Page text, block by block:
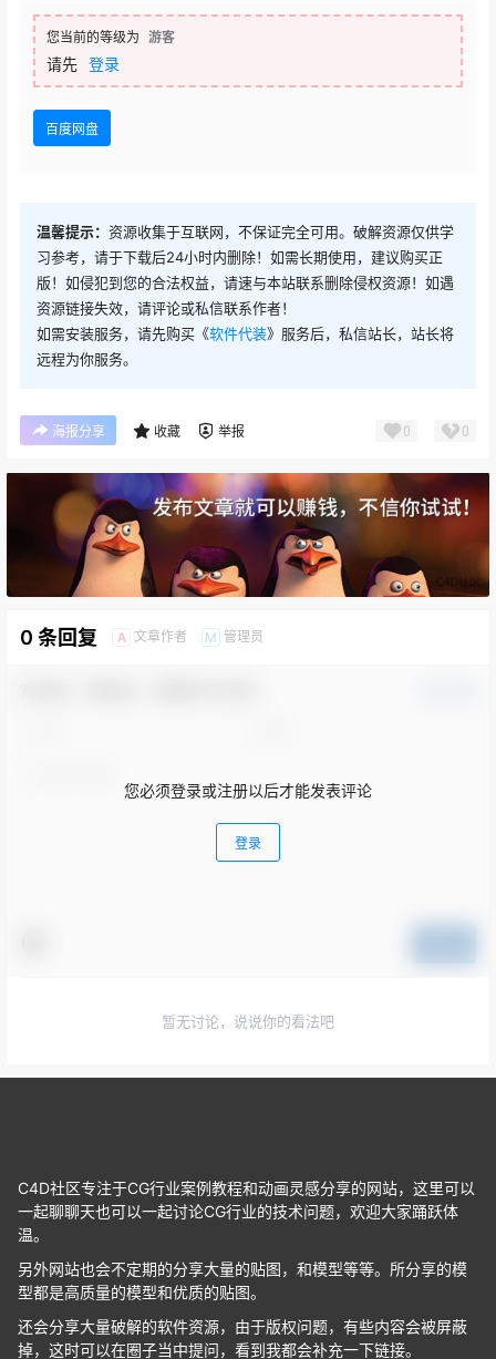
您当前的等级为 游客
请先 登录
百度网盘
温馨提示： 资源收集于互联网，不保证完全可用。破解资源仅供学
习参考，请于下载后24小时内删除！如需长期使用，建议购买正
版！如侵犯到您的合法权益，请速与本站联系删除侵权资源！如遇
资源链接失效，请评论或私信联系作者！
如需安装服务，请先购买《软件代装》服务后，私信站长，站长将
远程为你服务。
海报分享 收藏 举报 0 0
0 条回复 A 文章作者 M 管理员
您必须登录或注册以后才能发表评论
登录
暂无讨论，说说你的看法吧
C4D社区专注于CG行业案例教程和动画灵感分享的网站，这里可以
一起聊聊天也可以一起讨论CG行业的技术问题，欢迎大家踊跃体
温。
另外网站也会不定期的分享大量的贴图，和模型等等。所分享的模
型都是高质量的模型和优质的贴图。
还会分享大量破解的软件资源，由于版权问题，有些内容会被屏蔽
掉，这时可以在圈子当中提问，看到我都会补充一下链接。